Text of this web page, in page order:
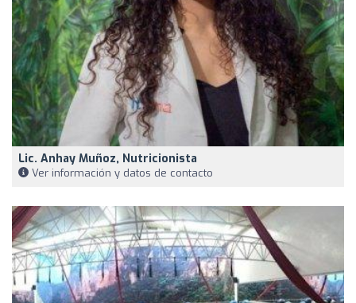
Lic. Anhay Muñoz, Nutricionista
Ver información y datos de contacto